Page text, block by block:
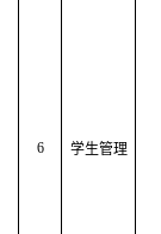
6 学生管理